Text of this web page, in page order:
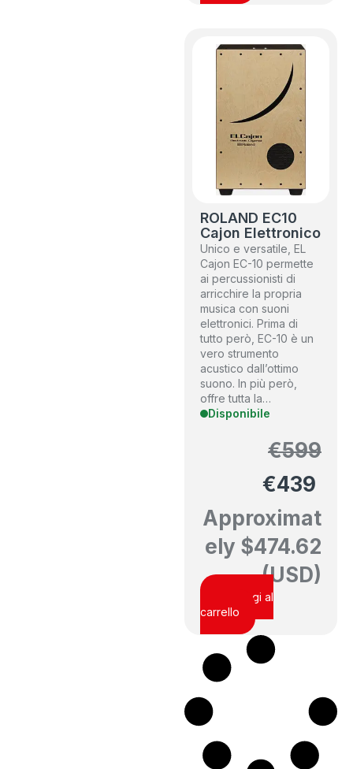
ROLAND EC10
Cajon Elettronico
Unico e versatile, EL
Cajon EC-10 permette
ai percussionisti di
arricchire la propria
musica con suoni
elettronici. Prima di
tutto però, EC-10 è un
vero strumento
acustico dall’ottimo
suono. In più però,
offre tutta la…
Disponibile
€599
€439
Approximat
ely $474.62
(USD)
Aggiungi al
carrello